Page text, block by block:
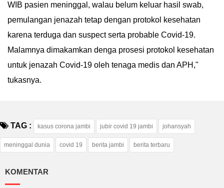
WIB pasien meninggal, walau belum keluar hasil swab,
pemulangan jenazah tetap dengan protokol kesehatan
karena terduga dan suspect serta probable Covid-19.
Malamnya dimakamkan denga prosesi protokol kesehatan
untuk jenazah Covid-19 oleh tenaga medis dan APH,"
tukasnya.
TAG : kasus corona jambi jubir covid 19 jambi johansyah
meninggal dunia covid 19 berita jambi berita terbaru
KOMENTAR